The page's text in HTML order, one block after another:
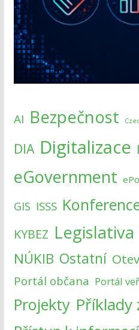
AI Bezpečnost
DIA Digitalizace
eGovernment
GIS ISSS
KYBEZ Legislativa
NÚKIB Ostatní
Portál občana Portál
Projekty Příklady